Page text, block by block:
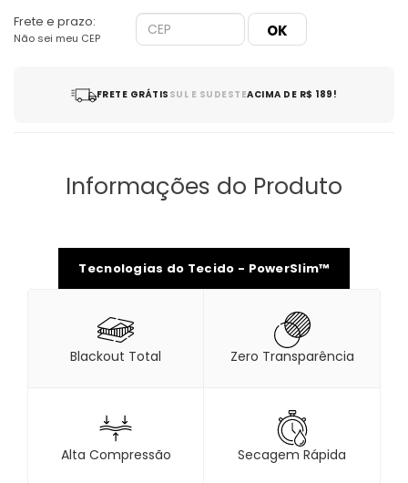
Frete e prazo:
Não sei meu CEP
FRETE GRÁTIS SUL E SUDESTEACIMA DE R$ 189!
Informações do Produto
Tecnologias do Tecido - PowerSlim™
Blackout Total Zero Transparência
Alta Compressão Secagem Rápida